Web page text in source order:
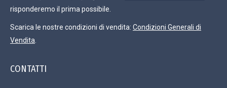
risponderemo il prima possibile.
Scarica le nostre condizioni di vendita: Condizioni Generali di
Vendita.
CONTATTI